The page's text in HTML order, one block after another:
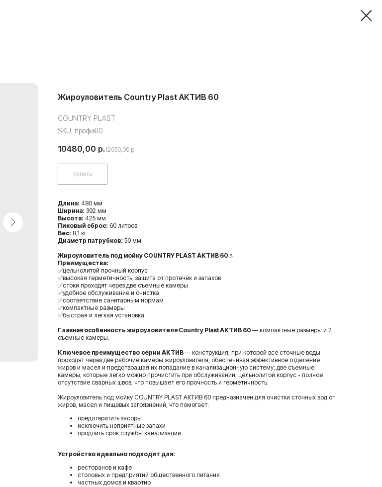
Жироуловитель Country Plast АКТИВ 60
COUNTRY PLAST
SKU: профи60
10480,00 р.12650,00 р.
Купить
Длина: 480 мм
Ширина: 392 мм
Высота: 425 мм
Пиковый сброс: 60 литров
Вес: 8,1 кг
Диаметр патрубков: 50 мм
Жироуловитель под мойку COUNTRY PLAST АКТИВ 60 💧
Преимущества:
✅цельнолитой прочный корпус
✅высокая герметичность: защита от протечек и запахов
✅стоки проходят через две съемные камеры
✅удобное обслуживание и очистка
✅соответствие санитарным нормам
✅компактные размеры
✅быстрая и легкая установка
Главная особенность жироуловителя Country Plast АКТИВ 60 — компактные размеры и 2
съемные камеры.
Ключевое преимущество серии АКТИВ— конструкция, при которой все сточные воды
проходят через две рабочие камеры жироуловителя, обеспечивая эффективное отделение
жиров и масел и предотвращая их попадание в канализационную систему; две съемные
камеры, которые легко можно прочистить при обслуживании; цельнолитой корпус - полное
отсутствие сварных швов, что повышает его прочность и герметичность.
Жироуловитель под мойку COUNTRY PLAST АКТИВ 60 предназначен для очистки сточных вод от
жиров, масел и пищевых загрязнений, что помогает:
предотвратить засоры
исключить неприятные запахи
продлить срок службы канализации
Устройство идеально подходит для:
ресторанов и кафе
столовых и предприятий общественного питания
частных домов и квартир